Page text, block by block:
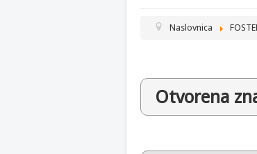
Naslovnica
Otvorena